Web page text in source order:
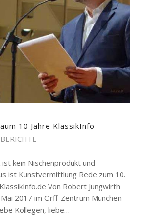
10 Jahre KlassikInfo
ist kein Nischenprodukt und
ist Kunstvermittlung Rede zum 10.
Von Robert Jungwirth
2017 im Orff-Zentrum München
Kollegen, liebe…